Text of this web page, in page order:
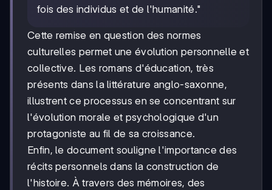
fois des individus et de l'humanité."
Cette remise en question des normes
culturelles permet une évolution personnelle et
collective. Les romans d'éducation, très
présents dans la littérature anglo-saxonne,
illustrent ce processus en se concentrant sur
l'évolution morale et psychologique d'un
protagoniste au fil de sa croissance.
Enfin, le document souligne l'importance des
récits personnels dans la construction de
l'histoire. À travers des mémoires, des